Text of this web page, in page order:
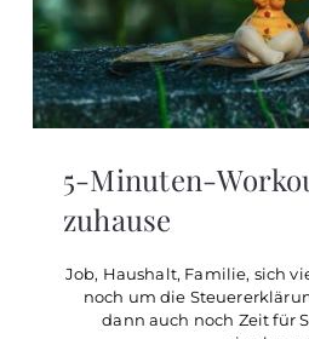
5-Minuten-
zuhause
Job, Haushalt, Familie, sich
noch um die
dann auch noch Zeit für